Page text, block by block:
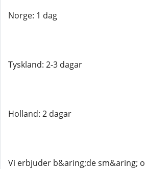
Norge: 1 dag
Tyskland: 2-3 dagar
Holland: 2 dagar
Vi erbjuder b&aring;de sm&aring;